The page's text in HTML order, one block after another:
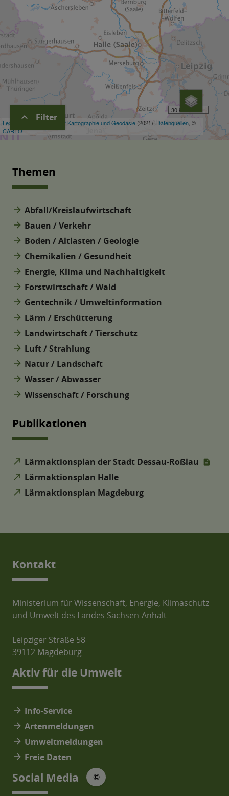
expand_more Filter
Themen
arrow_forward Abfall/Kreislaufwirtschaft
arrow_forward Bauen / Verkehr
arrow_forward Boden / Altlasten / Geologie
arrow_forward Chemikalien / Gesundheit
arrow_forward Energie, Klima und Nachhaltigkeit
arrow_forward Forstwirtschaft / Wald
arrow_forward Gentechnik / Umweltinformation
arrow_forward Lärm / Erschütterung
arrow_forward Landwirtschaft / Tierschutz
arrow_forward Luft / Strahlung
arrow_forward Natur / Landschaft
arrow_forward Wasser / Abwasser
arrow_forward Wissenschaft / Forschung
Publikationen
north_east Lärmaktionsplan der Stadt Dessau-Roßlau
north_east Lärmaktionsplan Halle
north_east Lärmaktionsplan Magdeburg
Kontakt
Ministerium für Wissenschaft, Energie, Klimaschutz
und Umwelt des Landes Sachsen-Anhalt
Leipziger Straße 58
39112 Magdeburg
Aktiv für die Umwelt
arrow_forward Info-Service
arrow_forward Artenmeldungen
arrow_forward Umweltmeldungen
arrow_forward Freie Daten
Social Media © © Social Media Icons: jam-